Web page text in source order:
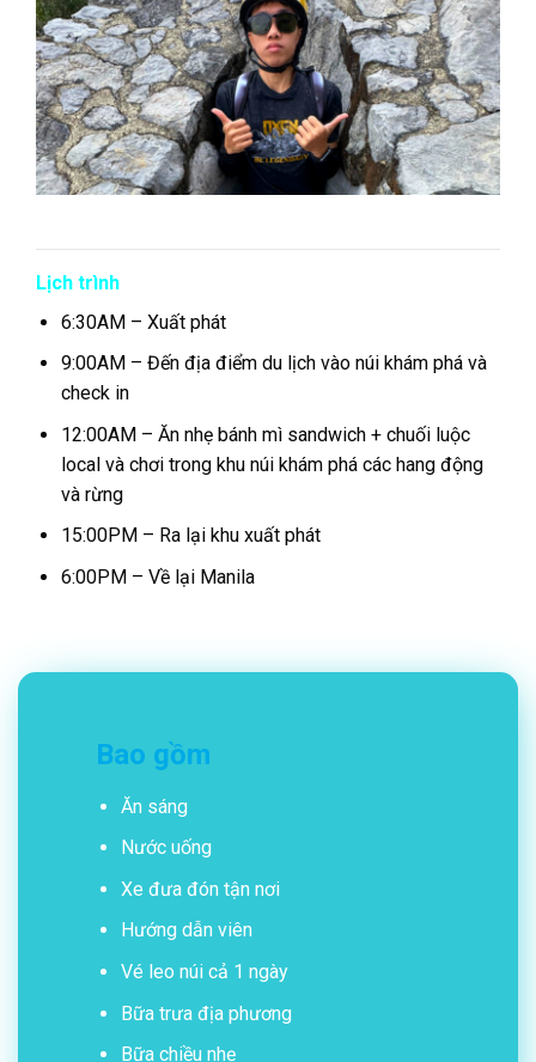
Lịch trình
6:30AM – Xuất phát
9:00AM – Đến địa điểm du lịch vào núi khám phá và
check in
12:00AM – Ăn nhẹ bánh mì sandwich + chuối luộc
local và chơi trong khu núi khám phá các hang động
và rừng
15:00PM – Ra lại khu xuất phát
6:00PM – Về lại Manila
Bao gồm
Ăn sáng
Nước uống
Xe đưa đón tận nơi
Hướng dẫn viên
Vé leo núi cả 1 ngày
Bữa trưa địa phương
Bữa chiều nhẹ